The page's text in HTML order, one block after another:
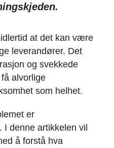
at det kan være
leverandører. Det
og svekkede
alvorlige
som helhet.
er
I denne artikkelen vil
å forstå hva